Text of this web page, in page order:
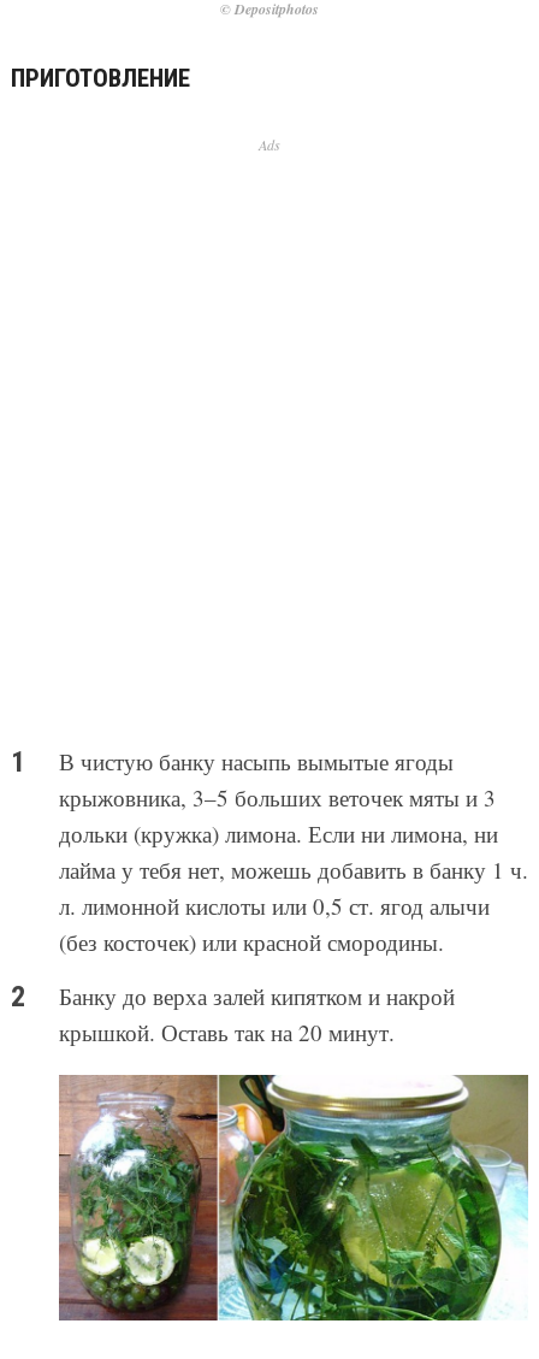
© Depositphotos
ПРИГОТОВЛЕНИЕ
Ads
В чистую банку насыпь вымытые ягоды
крыжовника, 3–5 больших веточек мяты и 3
дольки (кружка) лимона. Если ни лимона, ни
лайма у тебя нет, можешь добавить в банку 1 ч.
л. лимонной кислоты или 0,5 ст. ягод алычи
(без косточек) или красной смородины.
Банку до верха залей кипятком и накрой
крышкой. Оставь так на 20 минут.